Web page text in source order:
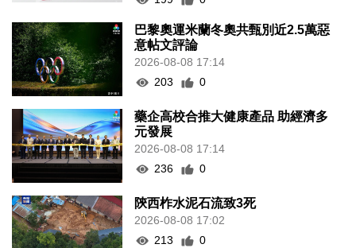
巴黎奧運米蘭冬奧共甄別近2.5萬惡
意帖文評論
2026-08-08 17:14
203
0
藥企高校合推大健康產品 助經濟多
元發展
2026-08-08 17:14
236
0
陝西柞水泥石流致3死
2026-08-08 17:02
213
0